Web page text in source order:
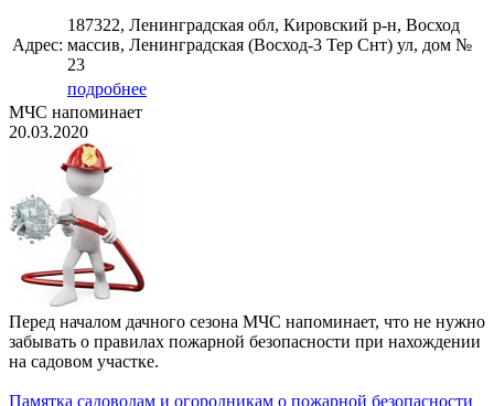
Адрес:
187322, Ленинградская обл, Кировский р-н, Восход
массив, Ленинградская (Восход-3 Тер Снт) ул, дом №
23
подробнее
МЧС напоминает
20.03.2020
Перед началом дачного сезона МЧС напоминает, что не нужно
забывать о правилах пожарной безопасности при нахождении
на садовом участке.
Памятка садоводам и огородникам о пожарной безопасности